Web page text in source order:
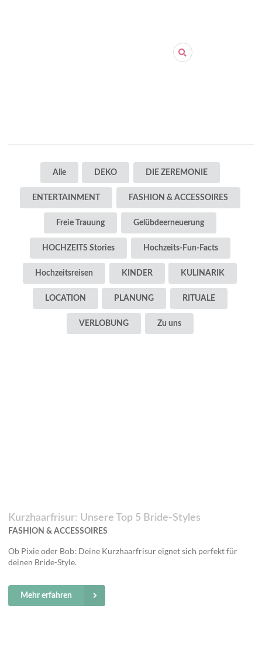
Alle DEKO DIE ZEREMONIE
ENTERTAINMENT FASHION & ACCESSOIRES
Freie Trauung Gelübdeerneuerung
HOCHZEITS Stories Hochzeits-Fun-Facts
Hochzeitsreisen KINDER KULINARIK
LOCATION PLANUNG RITUALE
VERLOBUNG Zu uns
Kurzhaarfrisur: Unsere Top 5 Bride-Styles
FASHION & ACCESSOIRES
Ob Pixie oder Bob: Deine Kurzhaarfrisur eignet sich perfekt für
deinen Bride-Style.
Mehr erfahren